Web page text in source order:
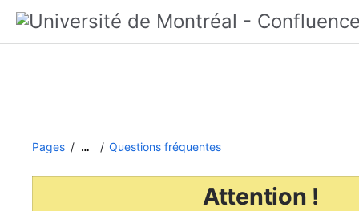
Pages … Questions fréquentes
Attention !